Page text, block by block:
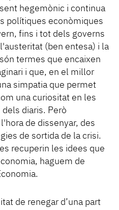
hegemònic i continua
polítiques econòmiques
fins i tot dels governs
(ben entesa) i la
termes que encaixen
i que, en el millor
simpatia que permet
una curiositat en les
diaris. Però
de dissenyar, des
de sortida de la crisi.
recuperin les idees que
haguem de
de renegar d’una part